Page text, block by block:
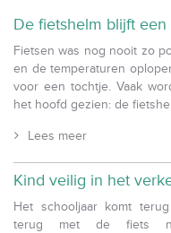
De fietshelm blijft
Fietsen was nog nooit zo
en de temperaturen
voor een tochtje. Vaak
het hoofd gezien: de
Lees meer
Kind veilig in het
Het schooljaar komt
terug met de fiets